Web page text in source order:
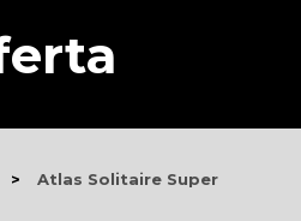
> Atlas Solitaire Super